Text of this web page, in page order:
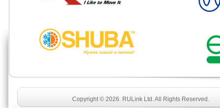
Copyright © 2026. RULink Ltd. All Rights Reserved.